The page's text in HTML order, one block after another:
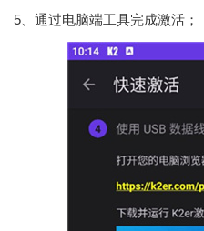
5、通过电脑端工具完成激活；